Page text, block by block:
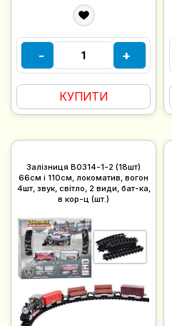
- +
КУПИТИ
Залізниця B0314-1-2 (18шт)
66см і 110см, локоматив, вогон
4шт, звук, світло, 2 види, бат-ка,
в кор-ц (шт.)